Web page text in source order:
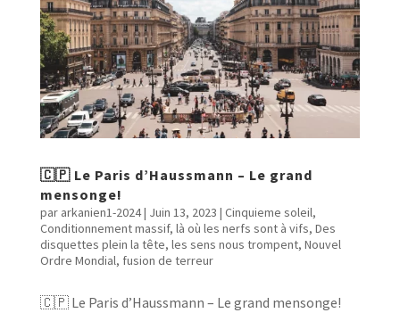
🇨🇵 Le Paris d’Haussmann – Le grand
mensonge!
par arkanien1-2024| Juin 13, 2023 | Cinquieme soleil,
Conditionnement massif, là où les nerfs sont à vifs, Des
disquettes plein la tête, les sens nous trompent, Nouvel
Ordre Mondial, fusion de terreur
🇨🇵 Le Paris d’Haussmann – Le grand mensonge!